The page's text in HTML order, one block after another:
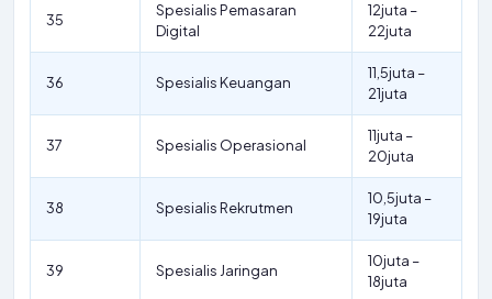
35
Spesialis Pemasaran
Digital
12juta –
22juta
36 Spesialis Keuangan
11,5juta –
21juta
37 Spesialis Operasional
11juta –
20juta
38 Spesialis Rekrutmen
10,5juta –
19juta
39 Spesialis Jaringan
10juta –
18juta